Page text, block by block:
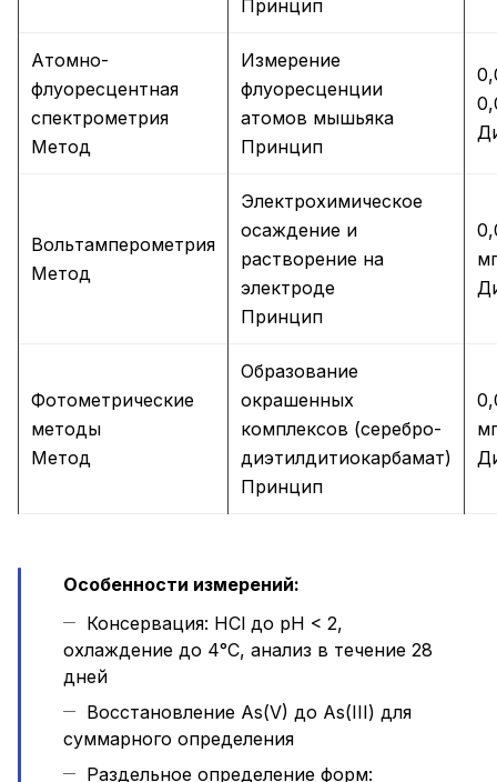
Принцип
Атомно-
флуоресцентная
спектрометрия
Метод
Измерение
флуоресценции
атомов мышьяка
Принцип
Вольтамперометрия
Метод
Электрохимическое
осаждение и
растворение на
электроде
Принцип
Фотометрические
методы
Метод
Образование
окрашенных
комплексов (серебро-
диэтилдитиокарбамат)
Принцип
Особенности измерений:
Консервация: HCl до pH < 2,
охлаждение до 4°C, анализ в течение 28
дней
Восстановление As(V) до As(III) для
суммарного определения
Раздельное определение форм: